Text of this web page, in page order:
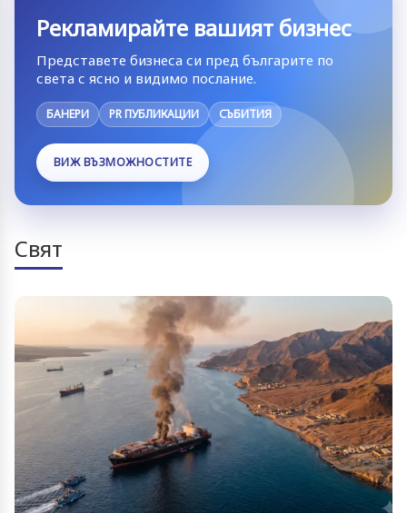
Рекламирайте вашият бизнес
Представете бизнеса си пред българите по
света с ясно и видимо послание.
БАНЕРИ PR ПУБЛИКАЦИИ СЪБИТИЯ
ВИЖ ВЪЗМОЖНОСТИТЕ
Свят